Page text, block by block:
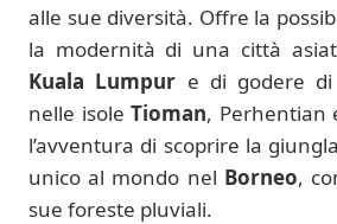
alle sue diversità. Offre la
la modernità di una città
Kuala Lumpur e di godere di
nelle isoleTioman, Perhentian
l’avventura di scoprire la
unico al mondo nel Borneo,
sue foreste pluviali.